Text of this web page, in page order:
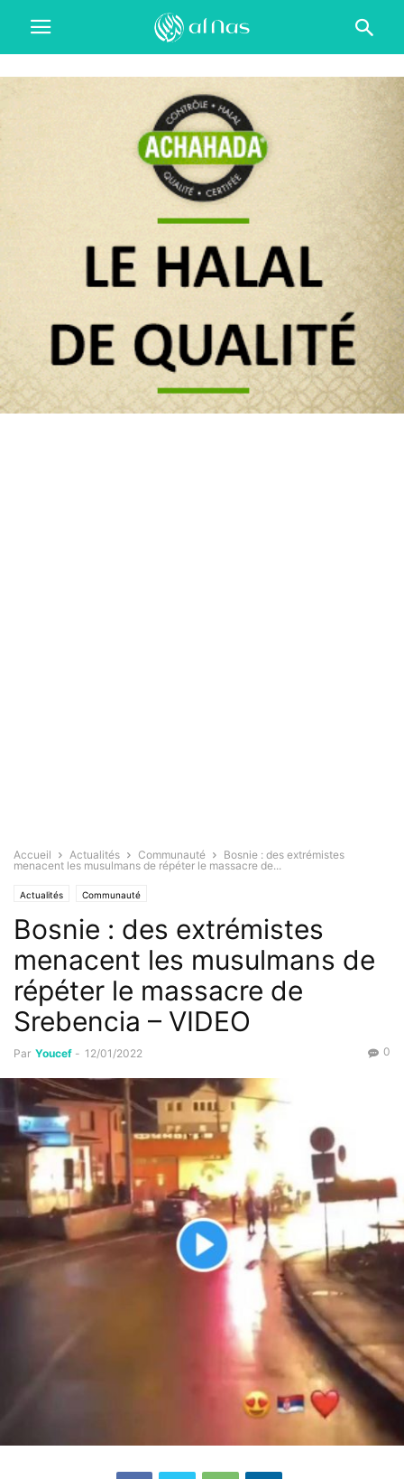
Accueil Actualités Communauté
Bosnie : des extrémistes
menacent les musulmans de répéter le massacre de...
Actualités Communauté
Bosnie : des extrémistes
menacent les musulmans de
répéter le massacre de
Srebencia – VIDEO
Par Youcef - 12/01/2022 0